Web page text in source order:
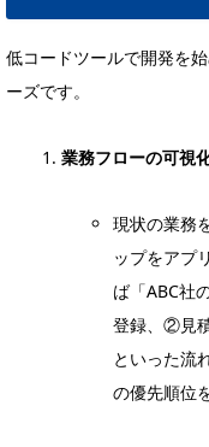
低コードツールで開発を
ーズです。
業務フローの可視
現状の業務
ップをアプ
ば「ABC社
登録、②見
といった流
の優先順位